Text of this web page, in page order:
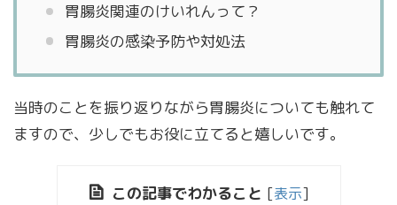
胃腸炎関連のけいれんって？
胃腸炎の感染予防や対処法
当時のことを振り返りながら胃腸炎についても触れて
ますので、少しでもお役に立てると嬉しいです。
この記事でわかること [表示]